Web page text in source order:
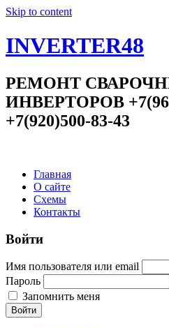
Skip to content
INVERTER48
РЕМОНТ
ИНВЕРТОРОВ
+7(920)500-83-43
Главная
О сайте
Схемы
Контакты
Войти
Имя пользователя или email
Пароль
Запомнить меня
Войти